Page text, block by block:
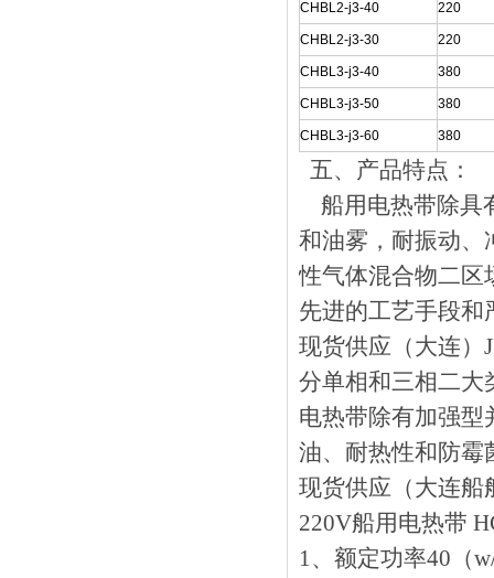
CHBL2-j3-40 220
CHBL2-j3-30 220
CHBL3-j3-40 380
CHBL3-j3-50 380
CHBL3-j3-60 380
五、 产品特点：
船用电热带除具有
和油雾，耐振动
性气体混合物二区
先进的工艺手段和
现货供应（大连）
分单相和三相二大
电热带除有加强型并
油、耐热性和防霉
现货供应（大连船
220V船用电热带
1、额定功率40（